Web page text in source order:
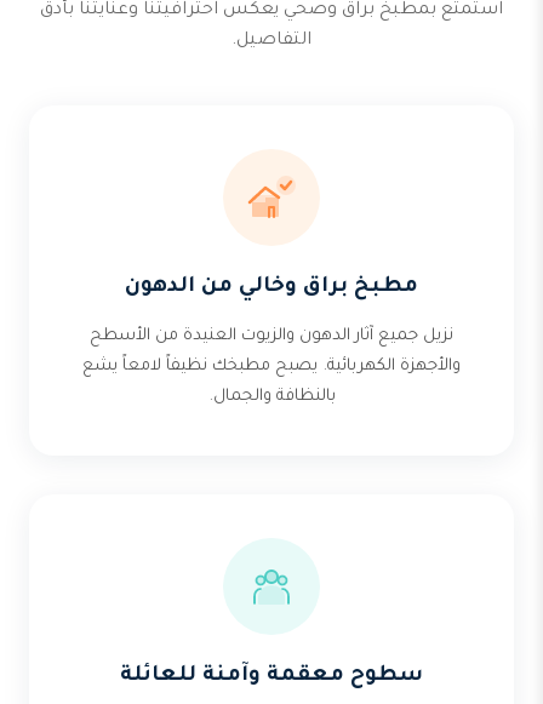
استمتع بمطبخ براق وصحي يعكس احترافيتنا وعنايتنا بأدق
التفاصيل.
مطبخ براق وخالي من الدهون
نزيل جميع آثار الدهون والزيوت العنيدة من الأسطح
والأجهزة الكهربائية. يصبح مطبخك نظيفاً لامعاً يشع
بالنظافة والجمال.
سطوح معقمة وآمنة للعائلة